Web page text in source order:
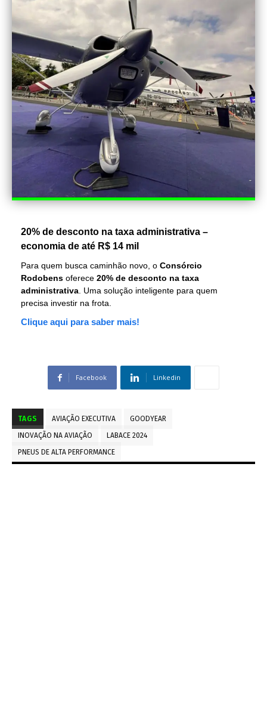
20% de desconto na taxa administrativa –
economia de até R$ 14 mil
Para quem busca caminhão novo, o Consórcio
Rodobens oferece 20% de desconto na taxa
administrativa . Uma solução inteligente para quem
precisa investir na frota.
Clique aqui para saber mais!
Facebook Linkedin
TAGS AVIAÇÃO EXECUTIVA
GOODYEAR
INOVAÇÃO NA AVIAÇÃO
LABACE 2024
PNEUS DE ALTA PERFORMANCE